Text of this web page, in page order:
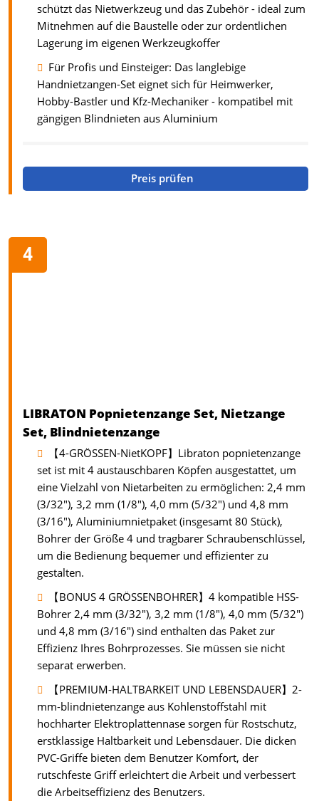
schützt das Nietwerkzeug und das Zubehör - ideal zum
Mitnehmen auf die Baustelle oder zur ordentlichen
Lagerung im eigenen Werkzeugkoffer
Für Profis und Einsteiger: Das langlebige
Handnietzangen-Set eignet sich für Heimwerker,
Hobby-Bastler und Kfz-Mechaniker - kompatibel mit
gängigen Blindnieten aus Aluminium
Preis prüfen
LIBRATON Popnietenzange Set, Nietzange
Set, Blindnietenzange
【4-GRÖSSEN-NietKOPF】Libraton popnietenzange
set ist mit 4 austauschbaren Köpfen ausgestattet, um
eine Vielzahl von Nietarbeiten zu ermöglichen: 2,4 mm
(3/32"), 3,2 mm (1/8"), 4,0 mm (5/32") und 4,8 mm
(3/16"), Aluminiumnietpaket (insgesamt 80 Stück),
Bohrer der Größe 4 und tragbarer Schraubenschlüssel,
um die Bedienung bequemer und effizienter zu
gestalten.
【BONUS 4 GRÖSSENBOHRER】4 kompatible HSS-
Bohrer 2,4 mm (3/32"), 3,2 mm (1/8"), 4,0 mm (5/32")
und 4,8 mm (3/16") sind enthalten das Paket zur
Effizienz Ihres Bohrprozesses. Sie müssen sie nicht
separat erwerben.
【PREMIUM-HALTBARKEIT UND LEBENSDAUER】2-
mm-blindnietenzange aus Kohlenstoffstahl mit
hochharter Elektroplattennase sorgen für Rostschutz,
erstklassige Haltbarkeit und Lebensdauer. Die dicken
PVC-Griffe bieten dem Benutzer Komfort, der
rutschfeste Griff erleichtert die Arbeit und verbessert
die Arbeitseffizienz des Benutzers.